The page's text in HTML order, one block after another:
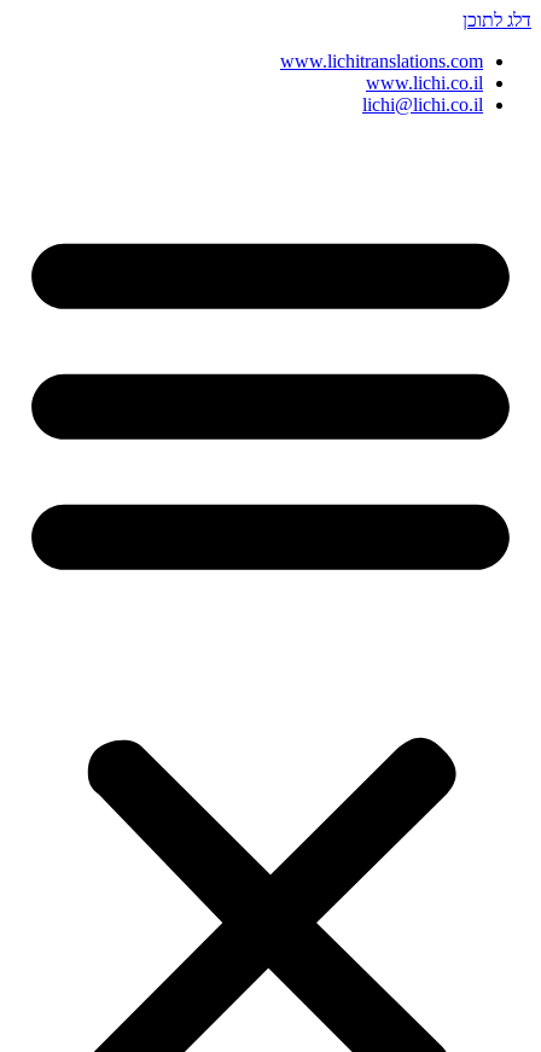
דלג לתוכן
www.lichitranslations.com
www.lichi.co.il
lichi@lichi.co.il